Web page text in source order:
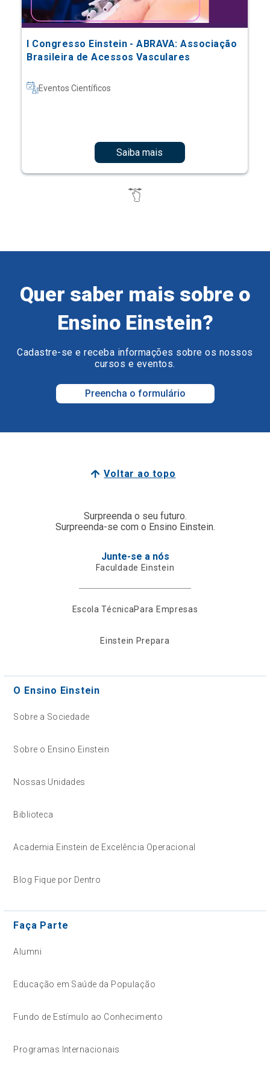
I Congresso Einstein - ABRAVA: Associação
Brasileira de Acessos Vasculares
Eventos Científicos
Saiba mais
Quer saber mais sobre o
Ensino Einstein?
Cadastre-se e receba informações sobre os nossos
cursos e eventos.
Preencha o formulário
Voltar ao topo
Surpreenda o seu futuro.
Surpreenda-se com o Ensino Einstein.
Junte-se a nós
Faculdade Einstein
Escola TécnicaPara Empresas
Einstein Prepara
O Ensino Einstein
Sobre a Sociedade
Sobre o Ensino Einstein
Nossas Unidades
Biblioteca
Academia Einstein de Excelência Operacional
Blog Fique por Dentro
Faça Parte
Alumni
Educação em Saúde da População
Fundo de Estímulo ao Conhecimento
Programas Internacionais